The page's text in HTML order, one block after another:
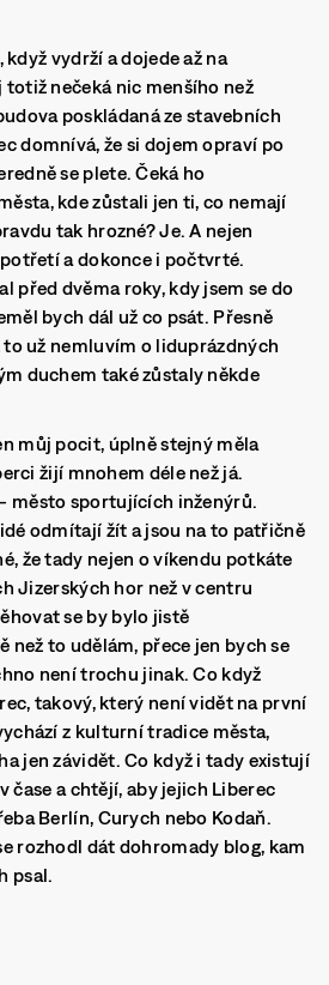
vydrží a dojede až na
totiž nečeká nic menšího než
poskládaná ze stavebních
domnívá, že si dojem opraví po
se plete. Čeká ho
kde zůstali jen ti, co nemají
tak hrozné? Je. A nejen
a dokonce i počtvrté.
před dvěma roky, kdy jsem se do
bych dál už co psát. Přesně
už nemluvím o liduprázdných
duchem také zůstaly někde
můj pocit, úplně stejný měla
žijí mnohem déle než já.
město sportujících inženýrů.
odmítají žít a jsou na to patřičně
že tady nejen o víkendu potkáte
Jizerských hor než v centru
se by bylo jistě
než to udělám, přece jen bych se
není trochu jinak. Co když
takový, který není vidět na první
z kulturní tradice města,
jen závidět. Co když i tady existují
čase a chtějí, aby jejich Liberec
Berlín, Curych nebo Kodaň.
rozhodl dát dohromady blog, kam
psal.